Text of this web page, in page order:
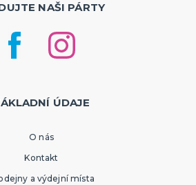
NAŠI PÁRTY
ÚDAJE
O nás
Kontakt
a výdejní místa